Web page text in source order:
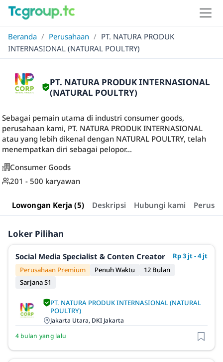
Beranda / Perusahaan / PT. NATURA PRODUK
INTERNASIONAL (NATURAL POULTRY)
PT. NATURA PRODUK INTERNASIONAL
(NATURAL POULTRY)
Sebagai pemain utama di industri consumer goods,
perusahaan kami, PT. NATURA PRODUK INTERNASIONAL
atau yang lebih dikenal dengan NATURAL POULTRY, telah
menempatkan diri sebagai pelopor...
Consumer Goods
201 - 500 karyawan
Lowongan Kerja (5) Deskripsi Hubungi kami
Loker Pilihan
Social Media Specialist & Conten Creator
Rp 3 jt - 4 jt
Perusahaan Premium
Penuh Waktu
12 Bulan
Sarjana S1
PT. NATURA PRODUK INTERNASIONAL (NATURAL
POULTRY)
Jakarta Utara, DKI Jakarta
4 bulan yang lalu